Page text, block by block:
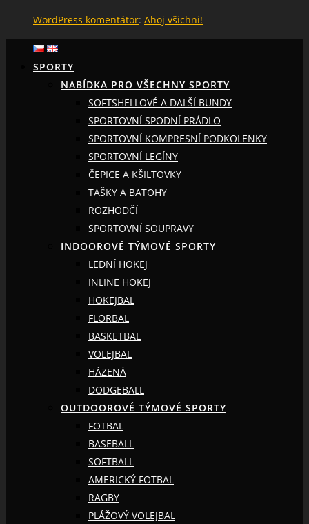
WordPress komentátor: Ahoj všichni!
SPORTY
NABÍDKA PRO VŠECHNY SPORTY
SOFTSHELLOVÉ A DALŠÍ BUNDY
SPORTOVNÍ SPODNÍ PRÁDLO
SPORTOVNÍ KOMPRESNÍ PODKOLENKY
SPORTOVNÍ LEGÍNY
ČEPICE A KŠILTOVKY
TAŠKY A BATOHY
ROZHODČÍ
SPORTOVNÍ SOUPRAVY
INDOOROVÉ TÝMOVÉ SPORTY
LEDNÍ HOKEJ
INLINE HOKEJ
HOKEJBAL
FLORBAL
BASKETBAL
VOLEJBAL
HÁZENÁ
DODGEBALL
OUTDOOROVÉ TÝMOVÉ SPORTY
FOTBAL
BASEBALL
SOFTBALL
AMERICKÝ FOTBAL
RAGBY
PLÁŽOVÝ VOLEJBAL